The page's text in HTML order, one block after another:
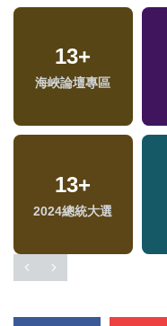
4+
兩岸佛教文化交流專
15+
評論